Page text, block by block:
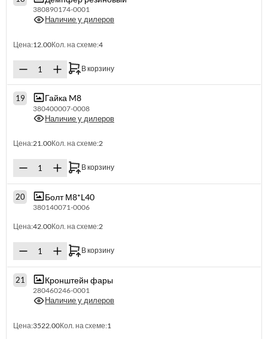
380890174-0001
Наличие у дилеров
Цена:12.00Кол. на схеме:4
В корзину
19 Гайка M8
380400007-0008
Наличие у дилеров
Цена:21.00Кол. на схеме:2
В корзину
20 Болт М8*L40
380140071-0006
Цена:42.00Кол. на схеме:2
В корзину
21 Кронштейн фары
280460246-0001
Наличие у дилеров
Цена:3522.00Кол. на схеме:1